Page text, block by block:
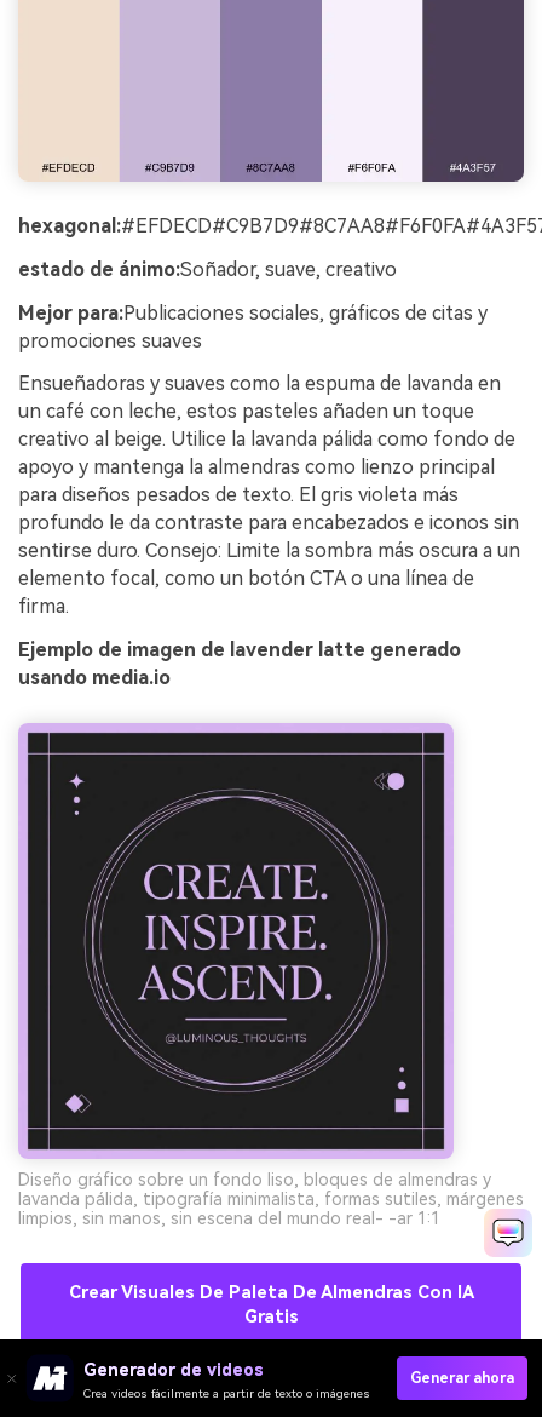
hexagonal:
estado de ánimo:Soñador, suave, creativo
Mejor para:Publicaciones sociales, gráficos de citas y
promociones suaves
Ensueñadoras y suaves como la espuma de lavanda en
un café con leche, estos pasteles añaden un toque
creativo al beige. Utilice la lavanda pálida como fondo de
apoyo y mantenga la almendras como lienzo principal
para diseños pesados de texto. El gris violeta más
profundo le da contraste para encabezados e iconos sin
sentirse duro. Consejo: Limite la sombra más oscura a un
elemento focal, como un botón CTA o una línea de
firma.
Ejemplo de imagen de lavender latte generado
usando media.io
Diseño gráfico sobre un fondo liso, bloques de almendras y
lavanda pálida, tipografía minimalista, formas sutiles, márgenes
limpios, sin manos, sin escena del mundo real- -ar 1:1
Crear Visuales De Paleta De Almendras Con IA
Gratis
Generador de videos
Crea videos fácilmente a partir de texto o imágenes
Generar ahora